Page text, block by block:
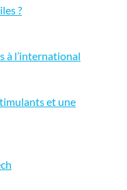
?
à l’international
et une